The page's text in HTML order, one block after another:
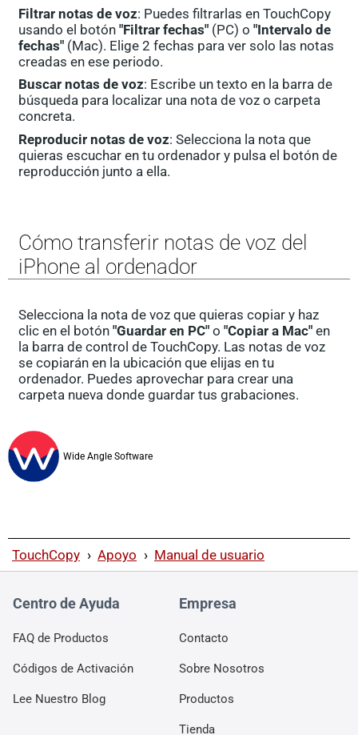
Filtrar notas de voz: Puedes filtrarlas en TouchCopy
usando el botón "Filtrar fechas"(PC) o "Intervalo de
fechas"(Mac). Elige 2 fechas para ver solo las notas
creadas en ese periodo.
Buscar notas de voz: Escribe un texto en la barra de
búsqueda para localizar una nota de voz o carpeta
concreta.
Reproducir notas de voz: Selecciona la nota que
quieras escuchar en tu ordenador y pulsa el botón de
reproducción junto a ella.
Cómo transferir notas de voz del
iPhone al ordenador
Selecciona la nota de voz que quieras copiar y haz
clic en el botón "Guardar en PC"o "Copiar a Mac"en
la barra de control de TouchCopy. Las notas de voz
se copiarán en la ubicación que elijas en tu
ordenador. Puedes aprovechar para crear una
carpeta nueva donde guardar tus grabaciones.
Wide Angle Software
TouchCopy › Apoyo › Manual de usuario
Centro de Ayuda
FAQ de Productos
Códigos de Activación
Lee Nuestro Blog
Empresa
Contacto
Sobre Nosotros
Productos
Tienda